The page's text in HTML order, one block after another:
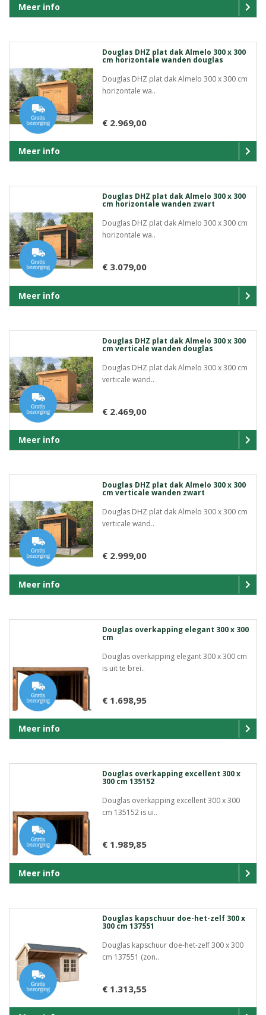
Meer info
Douglas DHZ plat dak Almelo 300 x 300
cm horizontale wanden douglas
Douglas DHZ plat dak Almelo 300 x 300 cm
horizontale wa..
€ 2.969,00
Meer info
Douglas DHZ plat dak Almelo 300 x 300
cm horizontale wanden zwart
Douglas DHZ plat dak Almelo 300 x 300 cm
horizontale wa..
€ 3.079,00
Meer info
Douglas DHZ plat dak Almelo 300 x 300
cm verticale wanden douglas
Douglas DHZ plat dak Almelo 300 x 300 cm
verticale wand..
€ 2.469,00
Meer info
Douglas DHZ plat dak Almelo 300 x 300
cm verticale wanden zwart
Douglas DHZ plat dak Almelo 300 x 300 cm
verticale wand..
€ 2.999,00
Meer info
Douglas overkapping elegant 300 x 300
cm
Douglas overkapping elegant 300 x 300 cm
is uit te brei..
€ 1.698,95
Meer info
Douglas overkapping excellent 300 x
300 cm 135152
Douglas overkapping excellent 300 x 300
cm 135152 is ui..
€ 1.989,85
Meer info
Douglas kapschuur doe-het-zelf 300 x
300 cm 137551
Douglas kapschuur doe-het-zelf 300 x 300
cm 137551 (zon..
€ 1.313,55